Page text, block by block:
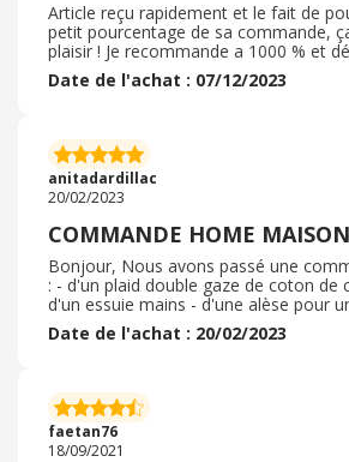
Article reçu rapidement et le fait de
petit pourcentage de sa commande,
plaisir ! Je recommande a 1000 % et
uniquement mes commandes via
récupérer un petit peur d'argent à
bon pied. . cela fonctionne très bien et
contente et j'ai réussi à fidelider ma
même depuis quelques mois déjà
Date de l'achat : 07/12/2023
anitadardillac
20/02/2023
COMMANDE HOME MAISON
Bonjour, Nous avons passé une
: - d'un plaid double gaze de coton de
d'un essuie mains - d'une alèse pour
cm Livraison dans un locker de
impeccable, délais de livraison
Nous sommes très satisfait de notre
passerons de nouveau commande car
multitude de produits intéressants.
Date de l'achat : 20/02/2023
faetan76
18/09/2021